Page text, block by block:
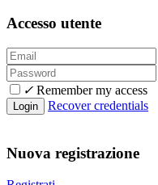
Accesso utente
✓ Remember my access
Recover credentials
Nuova registrazione